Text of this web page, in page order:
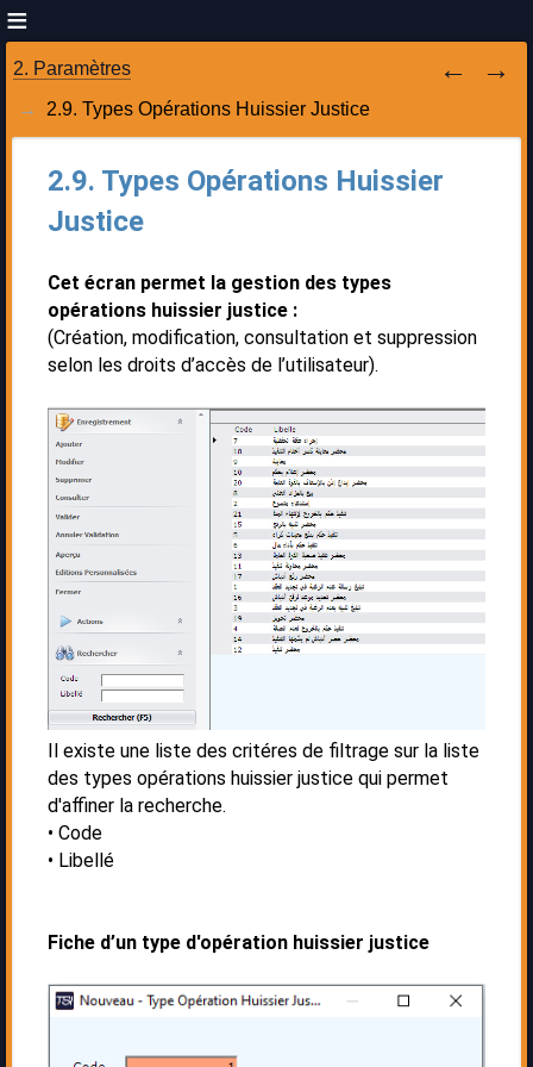
2. Paramètres
2.9. Types Opérations Huissier Justice
2.9. Types Opérations Huissier
Justice
Cet écran permet la gestion des types
opérations huissier justice :
(Création, modification, consultation et suppression
selon les droits d’accès de l’utilisateur).
Il existe une liste des critéres de filtrage sur la liste
des types opérations huissier justice qui permet
d'affiner la recherche.
Code
Libellé
Fiche d’un type d'opération huissier justice